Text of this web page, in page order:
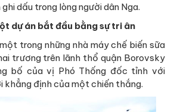
dấu trong lòng người dân Nga.
dự án bắt đầu bằng sự tri ân
trong những nhà máy chế biến sữa
trương trên lãnh thổ quận Borovsky
bố của vị Phó Thống đốc tỉnh với
khẳng định của một chiến thắng.